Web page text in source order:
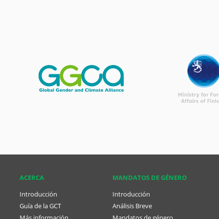
ACERCA
Introducción
Guía de la GCT
MANDATOS DE GÉNERO
Introducción
Análisis Breve